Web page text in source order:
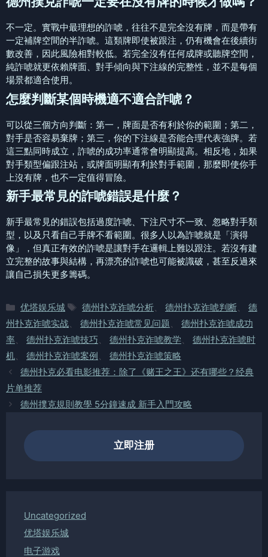
不一定。實戰中最理想的詐唬，往往不是完全沒有牌，而是帶有
一定補牌空間的半詐唬。這類牌即使被跟注，仍有機會在後續街
數改善，因此風險相對較低。若完全沒有任何成牌或聽牌空間，
純詐唬就更依賴牌面、對手傾向與下注線的完整性，並不是每個
場景都適合使用。
怎麼判斷某個時機適不適合詐唬？
可以從三個方向判斷：第一，牌面是否有利於你的範圍；第二，
對手是否容易棄牌；第三，你的下注線是否能合理代表強牌。若
這三點同時成立，詐唬的成功率通常會明顯提高。相反地，如果
對手類型偏跟注站，或牌面明顯有利於對手範圍，那麼即使你手
上沒有牌，也不一定值得冒險。
新手最常見的詐唬錯誤是什麼？
新手最常見的錯誤包括過度詐唬、下注尺寸不一致、忽略對手類
型，以及只看自己手牌不看範圍。很多人以為詐唬就是「演得
像」，但真正有效的詐唬是讓對手在邏輯上難以跟注。若沒有建
立完整的故事與結構，再漂亮的詐唬也可能被識破，甚至反過來
讓自己損失更多籌碼。
分
类
优塔娱乐城
标
签
德州扑克诈唬分析、 德州扑克诈唬判断、 德
州扑克诈唬实战、 德州扑克诈唬常见问题、 德州扑克诈唬成功
率、 德州扑克诈唬技巧、 德州扑克诈唬教学、 德州扑克诈唬时
机、 德州扑克诈唬案例、 德州扑克诈唬策略
德州扑克必看电影推荐：除了《赌王之王》还有哪些？经典
片单推荐
德州撲克規則教學 5分鐘速成 新手入門攻略
立即注册
Uncategorized
优塔娱乐城
电子游戏